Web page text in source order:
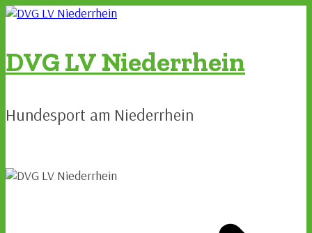
Zum
DVG LV Niederrhein
Hundesport am Niederrhein